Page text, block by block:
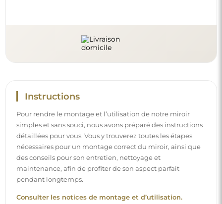
Instructions
Pour rendre le montage et l’utilisation de notre miroir
simples et sans souci, nous avons préparé des instructions
détaillées pour vous. Vous y trouverez toutes les étapes
nécessaires pour un montage correct du miroir, ainsi que
des conseils pour son entretien, nettoyage et
maintenance, afin de profiter de son aspect parfait
pendant longtemps.
Consulter les notices de montage et d’utilisation.